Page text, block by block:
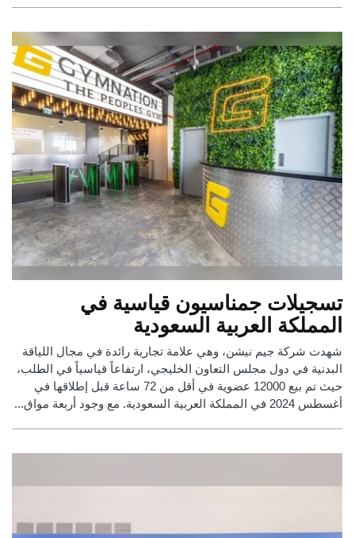
تسجيلات جمناسيون قياسية في
المملكة العربية السعودية
شهدت شركة جيم نيشن، وهي علامة تجارية رائدة في مجال اللياقة
البدنية في دول مجلس التعاون الخليجي، ارتفاعاً قياسياً في الطلب،
حيث تم بيع 12000 عضوية في أقل من 72 ساعة قبل إطلاقها في
أغسطس 2024 في المملكة العربية السعودية. مع وجود أربعة مواق...